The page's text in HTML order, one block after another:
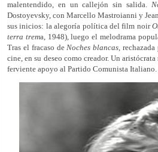
malentendido, en un callejón sin salida.
Dostoyevsky, con Marcello Mastroianni y
sus inicios: la alegoría política del film noir
terra trema, 1948), luego el melodrama
Tras el fracaso deNoches blancas,
cine, en su deseo como creador. Un
ferviente apoyo al Partido Comunista Italiano.